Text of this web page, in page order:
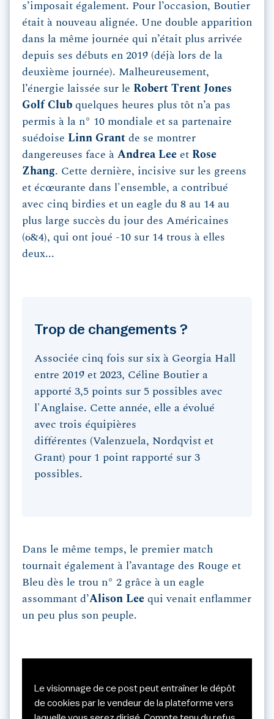
s’imposait également. Pour l’occasion, Boutier
était à nouveau alignée. Une double apparition
dans la même journée qui n’était plus arrivée
depuis ses débuts en 2019 (déjà lors de la
deuxième journée). Malheureusement,
l’énergie laissée sur le Robert Trent Jones
Golf Club quelques heures plus tôt n’a pas
permis à la n° 10 mondiale et sa partenaire
suédoise Linn Grant de se montrer
dangereuses face à Andrea Lee et Rose
Zhang. Cette dernière, incisive sur les greens
et écœurante dans l'ensemble, a contribué
avec cinq birdies et un eagle du 8 au 14 au
plus large succès du jour des Américaines
(6&4), qui ont joué -10 sur 14 trous à elles
deux...
Trop de changements ?
Associée cinq fois sur six à Georgia Hall
entre 2019 et 2023, Céline Boutier a
apporté 3,5 points sur 5 possibles avec
l'Anglaise. Cette année, elle a évolué
avec trois équipières
différentes (Valenzuela, Nordqvist et
Grant) pour 1 point rapporté sur 3
possibles.
Dans le même temps, le premier match
tournait également à l’avantage des Rouge et
Bleu dès le trou n° 2 grâce à un eagle
assommant d’Alison Lee qui venait enflammer
un peu plus son peuple.
Le visionnage de ce post peut entraîner le dépôt
de cookies par le vendeur de la plateforme vers